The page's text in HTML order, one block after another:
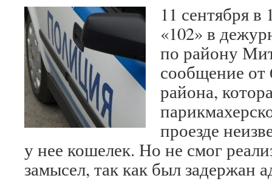
11 сентября
«102» в
по району
сообщение от
района,
проезде
у нее кошелек. Но не смог
замысел, так как был задержан